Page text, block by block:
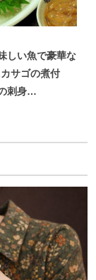
しい魚で豪華な
サゴの煮付
刺身…